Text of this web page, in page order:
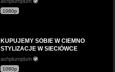
ashplumplum
1080p
KUPUJEMY SOBIE W CIEMNO
STYLIZACJE W SIECIÓWCE
ashplumplum
1080p